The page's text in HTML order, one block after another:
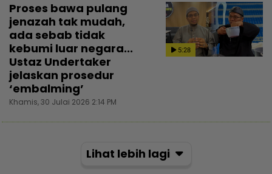
5:28
Proses bawa pulang
jenazah tak mudah,
ada sebab tidak
kebumi luar negara...
Ustaz Undertaker
jelaskan prosedur
‘embalming’
Khamis, 30 Julai 2026 2:14 PM
Lihat lebih lagi